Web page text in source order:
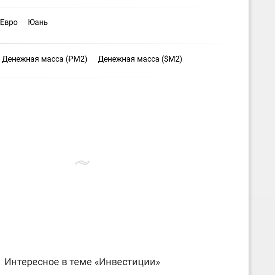
Евро Юань
Денежная масса (₽М2) Денежная масса ($М2)
Интересное в теме «Инвестиции»